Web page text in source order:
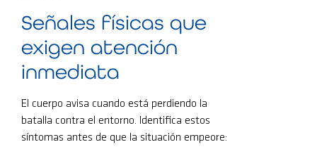
Señales físicas que
exigen atención
inmediata
El cuerpo avisa cuando está perdiendo la
batalla contra el entorno. Identifica estos
síntomas antes de que la situación empeore: